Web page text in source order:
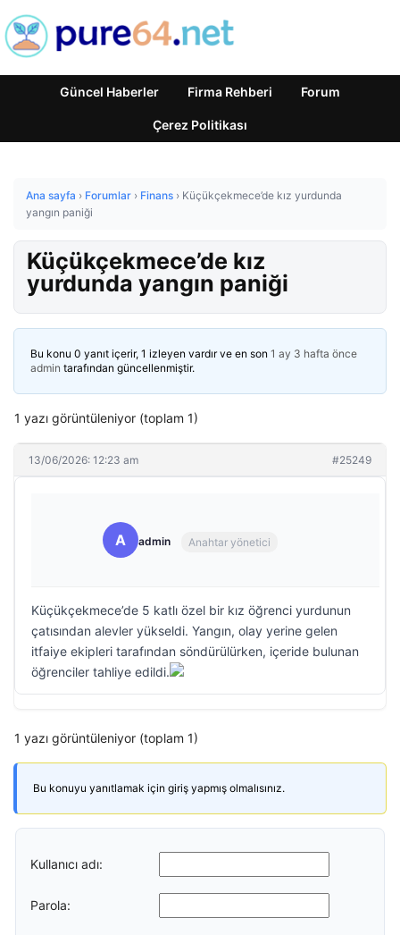
Güncel Haberler Firma Rehberi Forum
Çerez Politikası
Ana sayfa › Forumlar › Finans › Küçükçekmece’de kız yurdunda
yangın paniği
Küçükçekmece’de kız
yurdunda yangın paniği
Bu konu 0 yanıt içerir, 1 izleyen vardır ve en son 1 ay 3 hafta önce
admin tarafından güncellenmiştir.
1 yazı görüntüleniyor (toplam 1)
13/06/2026: 12:23 am #25249
A admin Anahtar yönetici
Küçükçekmece’de 5 katlı özel bir kız öğrenci yurdunun
çatısından alevler yükseldi. Yangın, olay yerine gelen
itfaiye ekipleri tarafından söndürülürken, içeride bulunan
öğrenciler tahliye edildi.
1 yazı görüntüleniyor (toplam 1)
Bu konuyu yanıtlamak için giriş yapmış olmalısınız.
Kullanıcı adı:
Parola: